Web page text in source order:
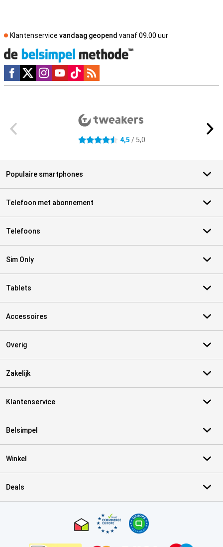
Klantenservice vandaag geopend vanaf 09.00 uur
Social media
4.5 sterren 4,5 / 5,0
Populaire smartphones
Telefoon met abonnement
Telefoons
Sim Only
Tablets
Accessoires
Overig
Zakelijk
Klantenservice
Belsimpel
Winkel
Deals